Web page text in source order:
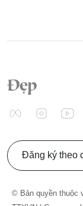
Đăng ký theo
© Bản quyền thuộc